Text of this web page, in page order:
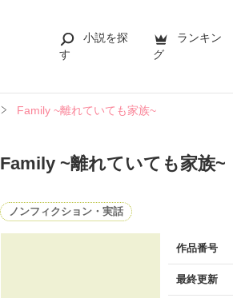
小説を探
す
ランキン
グ
Family ~離れていても家族~
Family ~離れていても家族~
ノンフィクション・実話
作品番号
最終更新